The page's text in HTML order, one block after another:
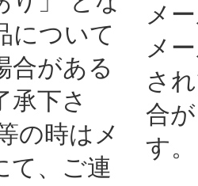
について
合がある
承下さ
の時はメ
て、ご連
メ
メ
さ
合
す。